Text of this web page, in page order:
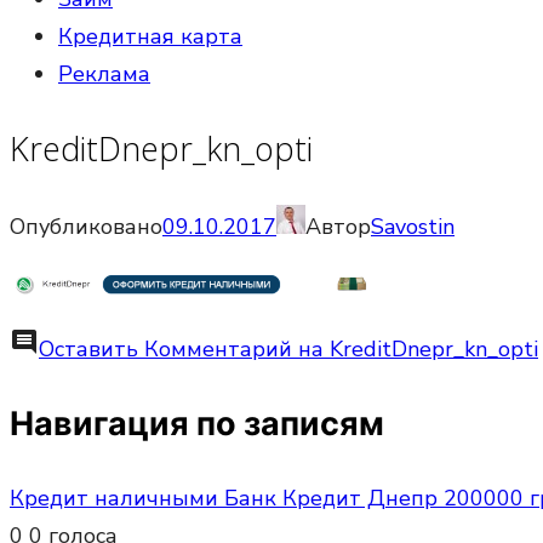
Кредитная карта
Реклама
KreditDnepr_kn_opti
Опубликовано09.10.2017 АвторSavostin
commentОставить Комментарий на KreditDnepr_kn_opti
Навигация по записям
Кредит наличными Банк Кредит Днепр 200000
0 0 голоса